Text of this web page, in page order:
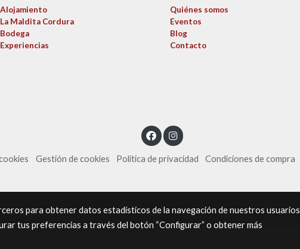
Alojamiento
La Maldita Cordura
Bodega
Experiencias
Quiénes somos
Eventos
Blog
Contacto
Gestión de cookies Política de privacidad Condiciones de compra
para obtener datos estadísticos de la navegación de nuestros usuarios
tus preferencias a través del botón “Configurar” o obtener más